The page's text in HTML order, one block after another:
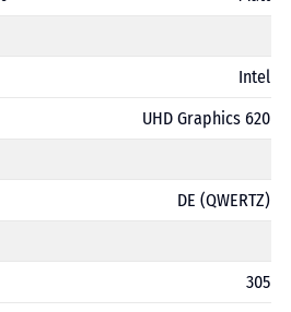
Intel
UHD Graphics 620
DE (QWERTZ)
305